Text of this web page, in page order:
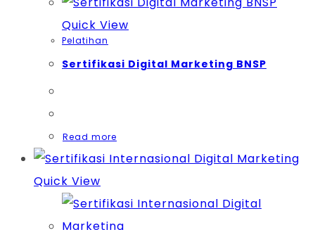
Quick View
Pelatihan
Sertifikasi Digital Marketing BNSP
Read more
Quick View